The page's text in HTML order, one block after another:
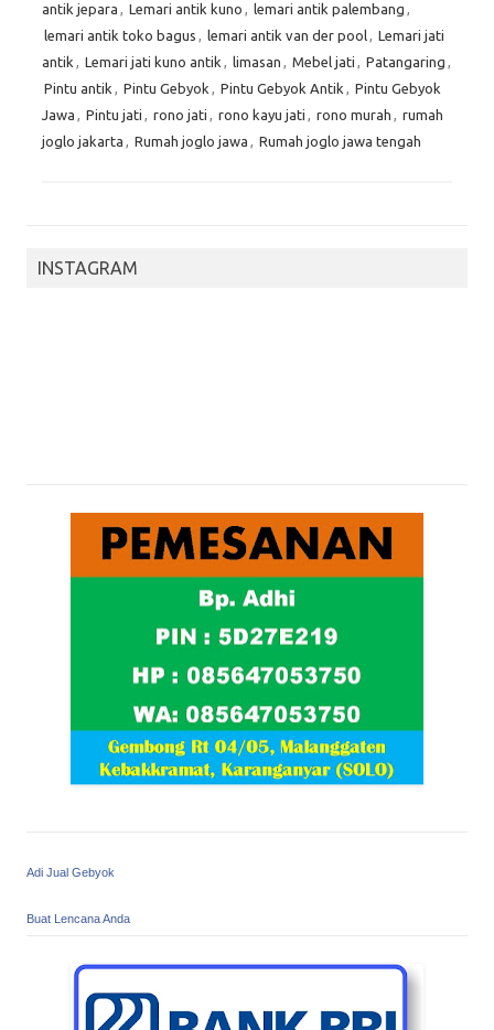
antik jepara , Lemari antik kuno , lemari antik palembang ,
lemari antik toko bagus , lemari antik van der pool, Lemari jati
antik , Lemari jati kuno antik , limasan , Mebel jati , Patangaring ,
Pintu antik , Pintu Gebyok , Pintu Gebyok Antik , Pintu Gebyok
Jawa , Pintu jati , rono jati , rono kayu jati , rono murah , rumah
joglo jakarta , Rumah joglo jawa , Rumah joglo jawa tengah
INSTAGRAM
Adi Jual Gebyok
Buat Lencana Anda